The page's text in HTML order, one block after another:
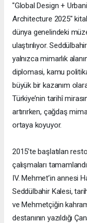
"Global Design +
Architecture 2025"
dünya genelindeki
ulaştırılıyor.
yalnızca mimarlık
diplomasi, kamu
büyük bir kazanım
Türkiye’nin tarihî
artırırken, çağdaş
ortaya koyuyor.
2015’te başlatılan
çalışmaları tamamlandı
IV. Mehmet’in annesi
Seddülbahir Kalesi,
ve Mehmetçiğin
destanının yazıldığı